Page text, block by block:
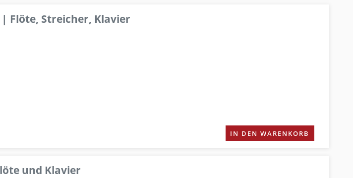
Flöte, Streicher, Klavier
IN DEN WARENKORB
und Klavier